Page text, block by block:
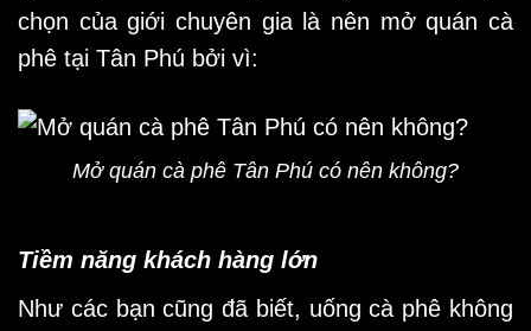
chọn của giới chuyên gia là nên mở quán cà
phê tại Tân Phú bởi vì:
Mở quán cà phê Tân Phú có nên không?
Tiềm năng khách hàng lớn
Như các bạn cũng đã biết, uống cà phê không